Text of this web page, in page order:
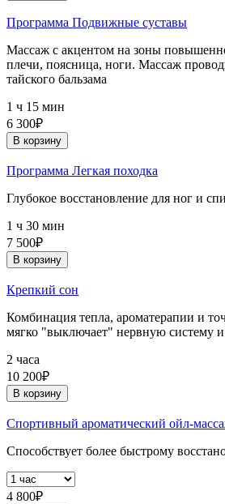
Программа Подвижные суставы
Массаж с акцентом на зоны
плечи, поясница, ноги. Массаж
тайского бальзама
1 ч 15 мин
6 300₽
В корзину
Программа Легкая походка
Глубокое восстановление для ног и
1 ч 30 мин
7 500₽
В корзину
Крепкий сон
Комбинация тепла, ароматерапии и
мягко "выключает" нервную систему и
2 часа
10 200₽
В корзину
Спортивный ароматический ойл-
Способствует более быстрому
4 800₽